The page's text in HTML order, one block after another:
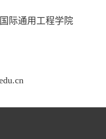
际通用工程学院